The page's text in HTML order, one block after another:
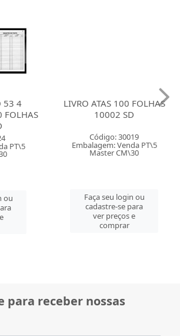
53 4
FOLHAS
PT\5
ou
LIVRO ATAS 100 FOLHAS
10002 SD
Código: 30019
Embalagem: Venda PT\5
Master CM\30
Faça seu login ou
cadastre-se para
ver preços e
comprar
para receber nossas